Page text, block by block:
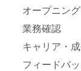
オープニング
業務確認
キャリア・
フィードバッ